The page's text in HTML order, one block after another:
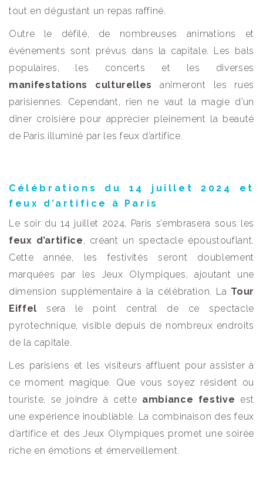
tout en dégustant un repas raffiné.
Outre le défilé, de nombreuses animations et
événements sont prévus dans la capitale. Les bals
populaires, les concerts et les diverses
manifestations culturelles
animeront les rues
parisiennes. Cependant, rien ne vaut la magie d’un
dîner croisière pour apprécier pleinement la beauté
de Paris illuminé par les feux d’artifice.
Célébrations du 14 juillet 2024 et
feux d’artifice à Paris
Le soir du 14 juillet 2024, Paris s’embrasera sous les
feux d’artifice , créant un spectacle époustouflant.
Cette année, les festivités seront doublement
marquées par les Jeux Olympiques, ajoutant une
dimension supplémentaire à la célébration. La Tour
Eiffel sera le point central de ce spectacle
pyrotechnique, visible depuis de nombreux endroits
de la capitale.
Les parisiens et les visiteurs affluent pour assister à
ce moment magique. Que vous soyez résident ou
touriste, se joindre à cette ambiance festive est
une expérience inoubliable. La combinaison des feux
d’artifice et des Jeux Olympiques promet une soirée
riche en émotions et émerveillement.